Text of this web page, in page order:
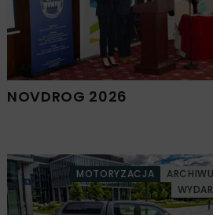
NOVDROG 2026
MOTORYZACJA